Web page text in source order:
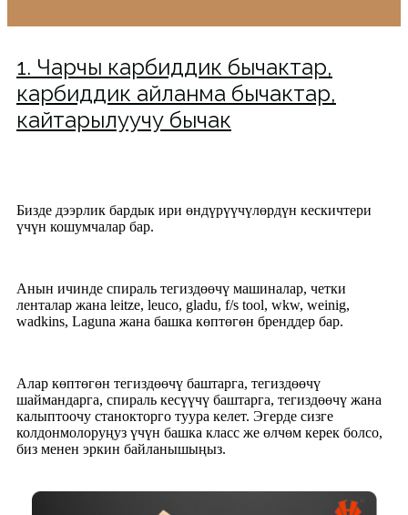
1. Чарчы карбиддик бычактар,
карбиддик айланма бычактар,
кайтарылуучу бычак
Бизде дээрлик бардык ири өндүрүүчүлөрдүн кескичтери
үчүн кошумчалар бар.
Анын ичинде спираль тегиздөөчү машиналар, четки
ленталар жана leitze, leuco, gladu, f/s tool, wkw, weinig,
wadkins, Laguna жана башка көптөгөн бренддер бар.
Алар көптөгөн тегиздөөчү баштарга, тегиздөөчү
шаймандарга, спираль кесүүчү баштарга, тегиздөөчү жана
калыптоочу станокторго туура келет. Эгерде сизге
колдонмолоруңуз үчүн башка класс же өлчөм керек болсо,
биз менен эркин байланышыңыз.